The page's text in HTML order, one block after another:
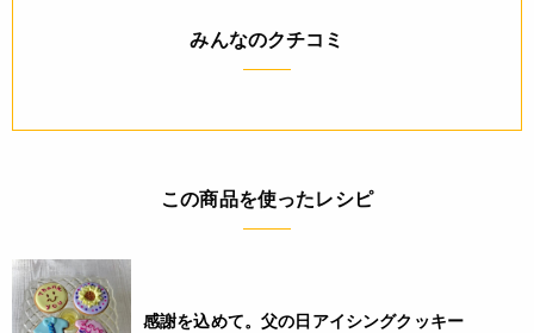
◆商品の在庫・販売状況について◆
・諸事情により、予告なく販売終了になる場合がございます。
◆材質:ステンレススチール、シリコン◆耐熱温度:250℃◆原
産国:中国
みんなのクチコミ
この商品を使ったレシピ
感謝を込めて。父の日アイシングクッキー